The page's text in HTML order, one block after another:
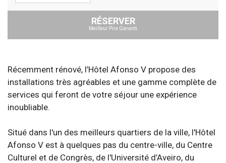
RÉSERVER
Meilleur Prix Garanti
Récemment rénové, l’Hôtel Afonso V propose des
installations très agréables et une gamme complète de
services qui feront de votre séjour une expérience
inoubliable.
Situé dans l'un des meilleurs quartiers de la ville, l'Hôtel
Afonso V est à quelques pas du centre-ville, du Centre
Culturel et de Congrès, de l'Université d’Aveiro, du